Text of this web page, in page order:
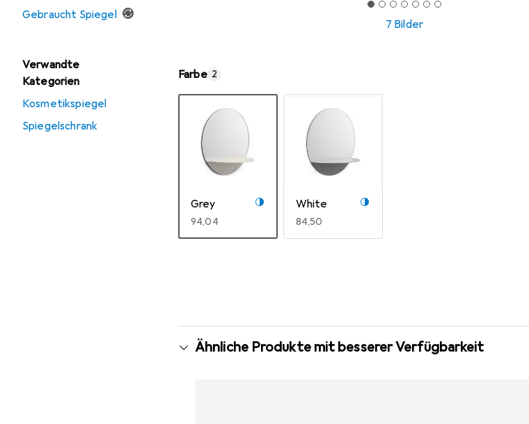
Gebraucht Spiegel
Verwandte
Kategorien
Kosmetikspiegel
Spiegelschrank
7 Bilder
Farbe 2
Grey
EUR
94,04
White
EUR
84,50
Ähnliche Produkte mit besserer Verfügbarkeit